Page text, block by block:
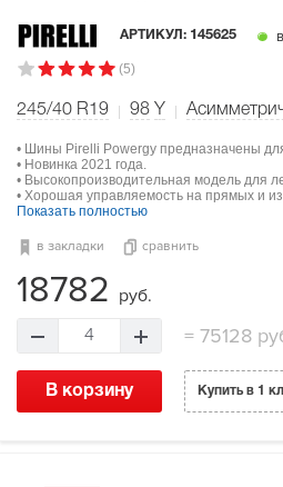
АРТИКУЛ: 145625
(5)
245/40 R19 98 Y
• Шины Pirelli Powergy предназначены
• Новинка 2021 года.
• Высокопроизводительная модель для
• Хорошая управляемость на прямых и
Показать полностью
в закладки сравнить
18782 руб.
4 = 75128
В корзину Купить в 1